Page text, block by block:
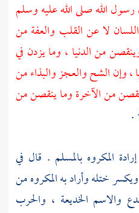
الله صلى الله عليه وسلم
لا عن القلب والعفة من
من الدنيا ، وما يزدن في
، وإن الشح والعجز والبذاء من
من الآخرة وما ينقصن من
}
المكروه بالمسلم . قال في
ختله وأراد به المكروه من
والاسم الخديعة ، والحرب